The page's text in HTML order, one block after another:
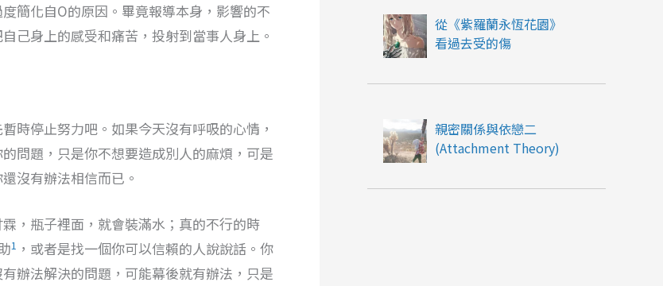
簡化自O的原因。畢竟報導本身，影響的不
己身上的感受和痛苦，投射到當事人身上。
時停止努力吧。如果今天沒有呼吸的心情，
問題，只是你不想要造成別人的麻煩，可是
沒有辦法相信而已。
，瓶子裡面，就會裝滿水；真的不行的時
1 ，或者是找一個你可以信賴的人說說話。你
辦法解決的問題，可能幕後就有辦法，只是
從《紫羅蘭永恆花園》
看過去受的傷
親密關係與依戀二
(Attachment Theory)